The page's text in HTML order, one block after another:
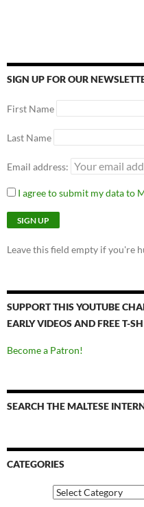
SIGN UP FOR OUR
First Name
Last Name
Email address:
I agree to submit my data to
Leave this field empty if you're
SUPPORT THIS YOUTUBE
EARLY VIDEOS AND FREE T-
Become a Patron!
SEARCH THE MALTESE
CATEGORIES